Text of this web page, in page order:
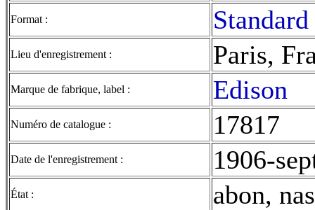
Format :
Lieu d'enregistrement : Paris,
Marque de fabrique, label : Edison
Numéro de catalogue : 17817
Date de l'enregistrement : 1906-
État : abon,